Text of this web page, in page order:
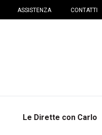
ASSISTENZA CONTATTI
Le Dirette con Carlo